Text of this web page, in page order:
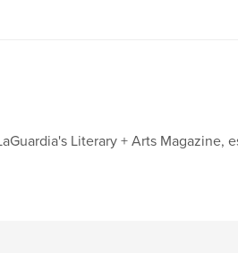
Literary + Arts Magazine,